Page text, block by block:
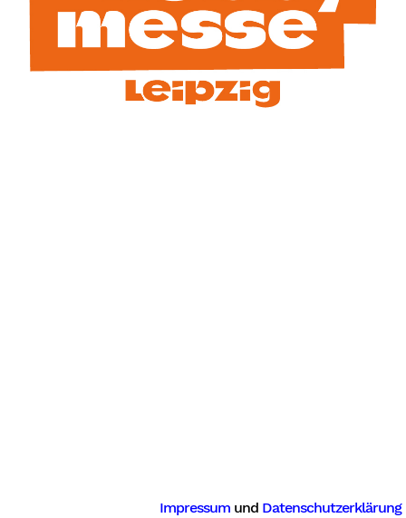
Impressum und Datenschutzerklärung